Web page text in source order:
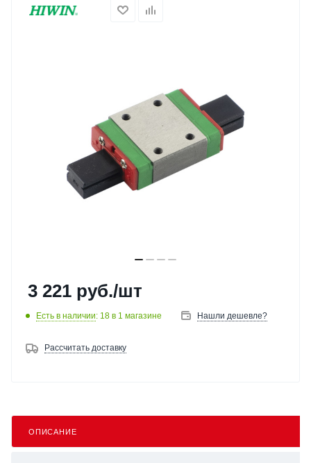
3 221 руб./шт
Есть в наличии: 18 в 1 магазине Нашли дешевле?
Рассчитать доставку
ОПИСАНИЕ